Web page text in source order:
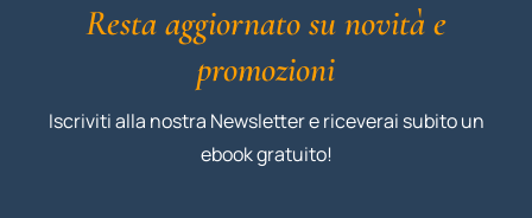
Resta aggiornato su novità e
promozioni
Iscriviti alla nostra Newsletter e riceverai subito un
ebook gratuito!